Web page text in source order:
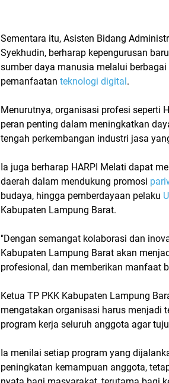
Sementara itu, Asisten Bidang
Syekhudin, berharap kepengurusan
sumber daya manusia melalui berbagai
pemanfaatan teknologi digital.
Menurutnya, organisasi profesi seperti
peran penting dalam meningkatkan
tengah perkembangan industri jasa
Ia juga berharap HARPI Melati dapat
daerah dalam mendukung promosi
budaya, hingga pemberdayaan pelaku
Kabupaten Lampung Barat.
"Dengan semangat kolaborasi dan
Kabupaten Lampung Barat akan
profesional, dan memberikan manfaat
Ketua TP PKK Kabupaten Lampung
mengatakan organisasi harus menjadi
program kerja seluruh anggota agar
Ia menilai setiap program yang
peningkatan kemampuan anggota,